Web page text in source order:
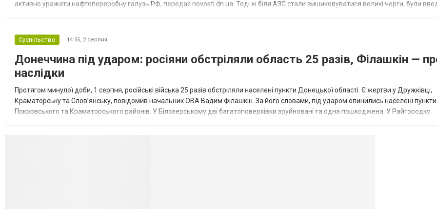
активно уражати нафтопереробну галузь РФ, передає novosti.dn.ua. Тоді ж біля АЗС стали вишиковуватися великі черги, були
Суспільство 14:35, 2 серпня
Донеччина під ударом: росіяни обстріляли область 25 разів, Філашкін —
наслідки
Протягом минулої доби, 1 серпня, російські війська 25 разів обстріляли населені пункти Донецької області. Є жертви у Дружківці,
Краматорську та Слов’янську, повідомив начальник ОВА Вадим Філашкін. За його словами, під ударом опинились населені пункти
Покровського та Краматорського районів. У Білозерському дві багатоповерхівки зруйновані та одна пошкоджена. У Райгородку